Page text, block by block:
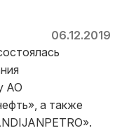
06.12.2019
АО
а также